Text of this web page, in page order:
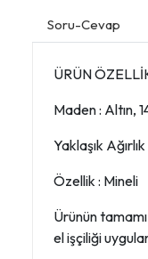
Soru-Cevap
ÜRÜN
Maden : Altın,
Yaklaşık
Özellik : Mineli
Ürünün
el işçiliği